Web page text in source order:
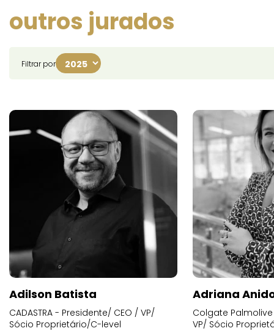
outros jurados
Filtrar por
Adilson Batista
CADASTRA - Presidente/ CEO / VP/
Sócio Proprietário/C-level
Adriana
Colgate
VP/ Sócio